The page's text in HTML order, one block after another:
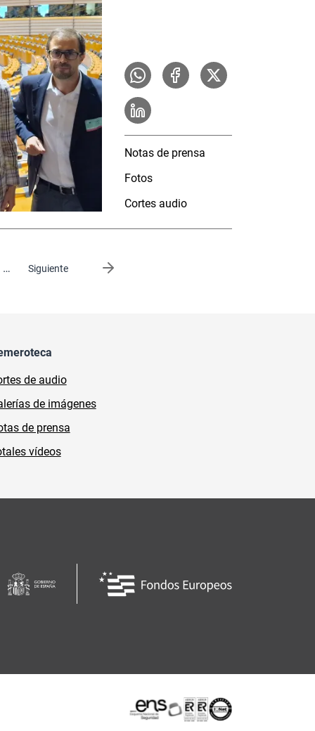
Notas de prensa
Fotos
Cortes audio
… Siguiente
página
de audio
de imágenes
de prensa
vídeos
Certificaciones